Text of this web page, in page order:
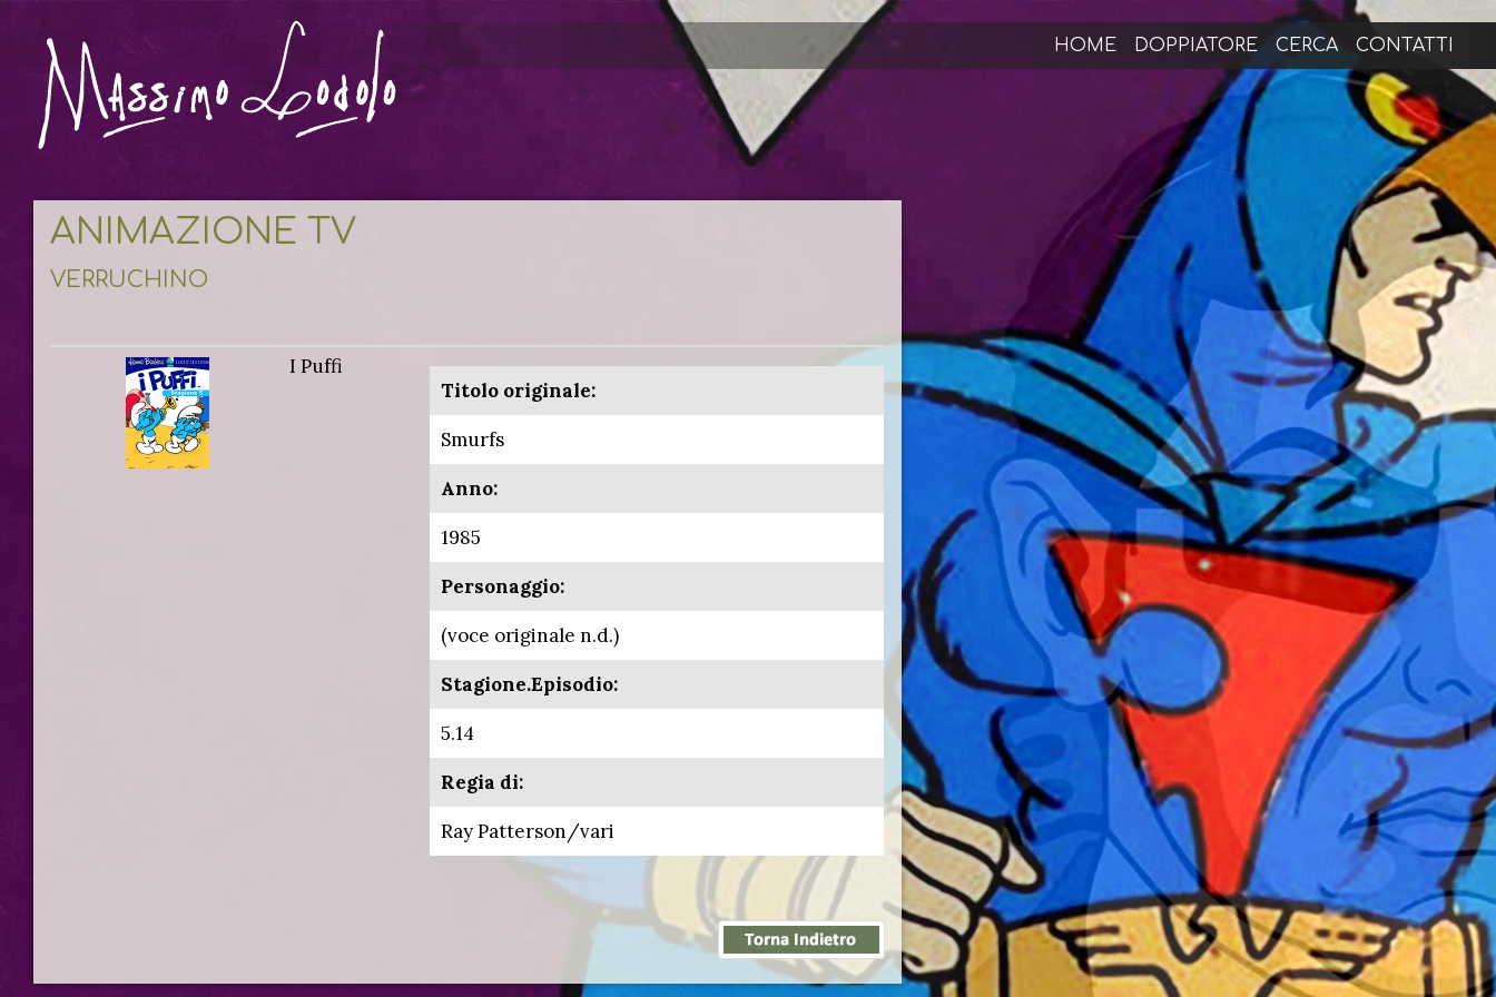
HOME DOPPIATORE CERCA CONTATTI
ANIMAZIONE TV
VERRUCHINO
I Puffi
Titolo originale:
Smurfs
Anno:
1985
Personaggio:
(voce originale n.d.)
Stagione.Episodio:
5.14
Regia di:
Ray Patterson/vari